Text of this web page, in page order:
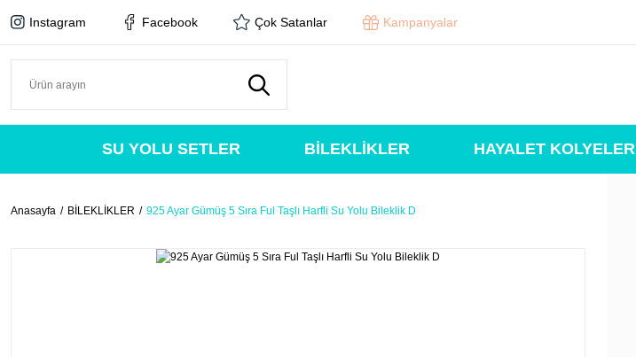
Instagram Facebook Çok Satanlar Kampanyalar
SU YOLU SETLER BİLEKLİKLER HAYALET KOLYELER
Anasayfa BİLEKLİKLER 925 Ayar Gümüş 5 Sıra Ful Taşlı Harfli Su Yolu Bileklik D